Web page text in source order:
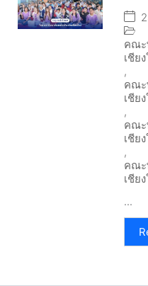
คณะ
เชีย
,
คณะ
เชีย
,
คณะ
เชีย
,
คณะ
เชีย
...